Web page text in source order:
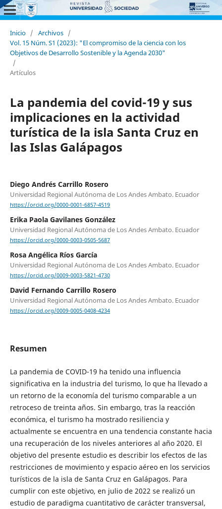
Inicio / Archivos /
Vol. 15 Núm. S1 (2023): "El compromiso de la ciencia con los
Objetivos de Desarrollo Sostenible y la Agenda 2030"
/
Artículos
La pandemia del covid-19 y sus
implicaciones en la actividad
turística de la isla Santa Cruz en
las Islas Galápagos
Diego Andrés Carrillo Rosero
Universidad Regional Autónoma de Los Andes Ambato. Ecuador
https://orcid.org/0000-0001-6857-4519
Erika Paola Gavilanes González
Universidad Regional Autónoma de Los Andes Ambato. Ecuador
https://orcid.org/0000-0003-0505-5687
Rosa Angélica Ríos García
Universidad Regional Autónoma de Los Andes Ambato. Ecuador
https://orcid.org/0009-0003-5821-4730
David Fernando Carrillo Rosero
Universidad Regional Autónoma de Los Andes Ambato. Ecuador
https://orcid.org/0009-0005-0408-4234
Resumen
La pandemia de COVID-19 ha tenido una influencia
significativa en la industria del turismo, lo que ha llevado a
un retorno de la economía del turismo comparable a un
retroceso de treinta años. Sin embargo, tras la reacción
económica, el turismo ha mostrado resiliencia y
actualmente se encuentra en una tendencia constante hacia
una recuperación de los niveles anteriores al año 2020. El
objetivo del presente estudio es describir los efectos de las
restricciones de movimiento y espacio aéreo en los servicios
turísticos de la isla de Santa Cruz en Galápagos. Para
cumplir con este objetivo, en julio de 2022 se realizó un
estudio de paradigma cuantitativo de carácter transversal,